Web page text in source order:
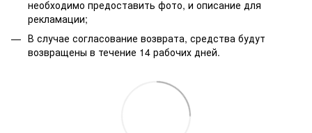
необходимо предоставить фото, и описание для
рекламации;
В случае согласование возврата, средства будут
возвращены в течение 14 рабочих дней.